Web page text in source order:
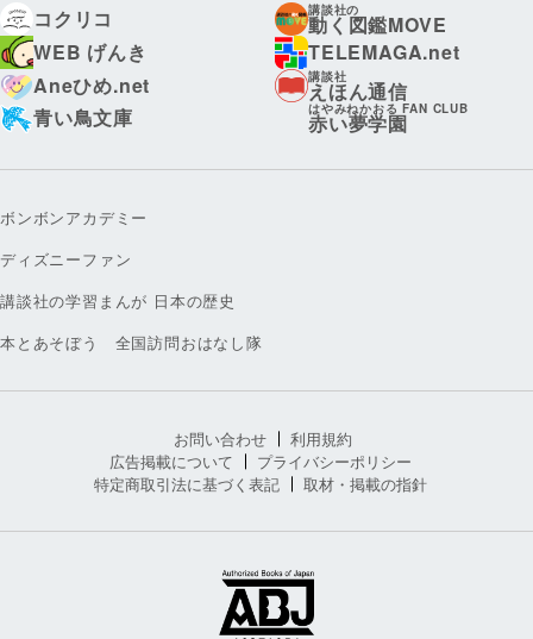
コクリコ
講談社の
動く図鑑MOVE
WEB げんき
TELEMAGA.net
Aneひめ.net
講談社
えほん通信
青い鳥文庫
はやみねかおる FAN CLUB
赤い夢学園
ボンボンアカデミー
ディズニーファン
講談社の学習まんが 日本の歴史
本とあそぼう 全国訪問おはなし隊
お問い合わせ
利用規約
広告掲載について
プライバシーポリシー
特定商取引法に基づく表記
取材・掲載の指針